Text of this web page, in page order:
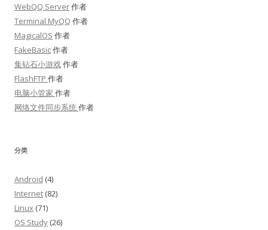
WebQQ Server作者
Terminal MyQQ 作者
MagicalOS 作者
FakeBasic作者
集钻石小游戏作者
FlashFTP 作者
电脑小管家 作者
网络文件同步系统作者
分类
Android (4)
Internet (82)
Linux (71)
OS Study (26)